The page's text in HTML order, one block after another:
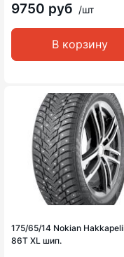
9750 руб /шт
В корзину
175/65/14 Nokian
86T XL шип.